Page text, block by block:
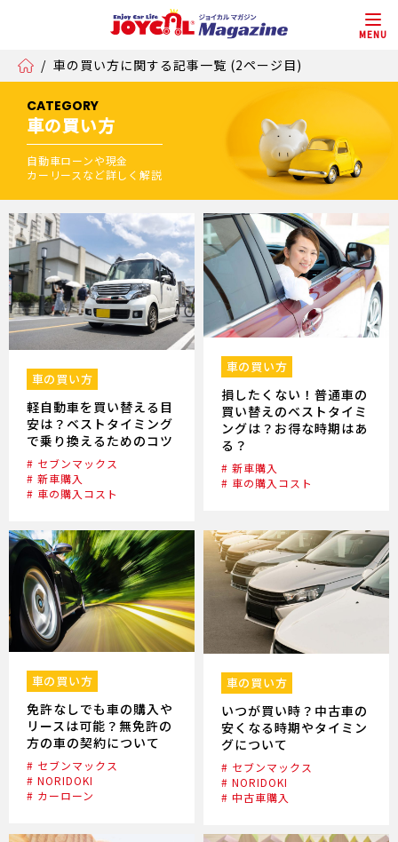
MENU
/ 車の買い方に関する記事一覧 (2ページ目)
CATEGORY
車の買い方
自動車ローンや現金
カーリースなど詳しく解説
車の買い方
軽自動車を買い替える目
安は？ベストタイミング
で乗り換えるためのコツ
# セブンマックス
# 新車購入
# 車の購入コスト
車の買い方
損したくない！普通車の
買い替えのベストタイミ
ングは？お得な時期はあ
る？
# 新車購入
# 車の購入コスト
車の買い方
免許なしでも車の購入や
リースは可能？無免許の
方の車の契約について
# セブンマックス
# NORIDOKI
# カーローン
車の買い方
いつが買い時？中古車の
安くなる時期やタイミン
グについて
# セブンマックス
# NORIDOKI
# 中古車購入